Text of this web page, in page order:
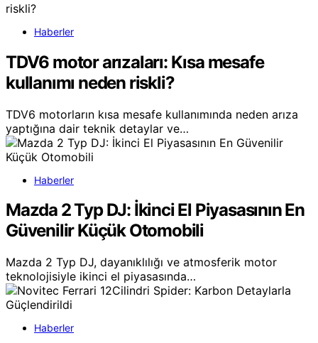
Haberler
TDV6 motor arızaları: Kısa mesafe
kullanımı neden riskli?
TDV6 motorların kısa mesafe kullanımında neden arıza
yaptığına dair teknik detaylar ve…
Haberler
Mazda 2 Typ DJ: İkinci El Piyasasının En
Güvenilir Küçük Otomobili
Mazda 2 Typ DJ, dayanıklılığı ve atmosferik motor
teknolojisiyle ikinci el piyasasında…
Haberler